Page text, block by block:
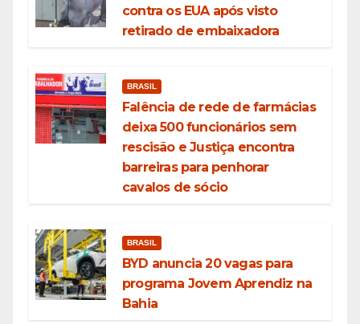
contra os EUA após visto
retirado de embaixadora
BRASIL
Falência de rede de farmácias
deixa 500 funcionários sem
rescisão e Justiça encontra
barreiras para penhorar
cavalos de sócio
BRASIL
BYD anuncia 20 vagas para
programa Jovem Aprendiz na
Bahia